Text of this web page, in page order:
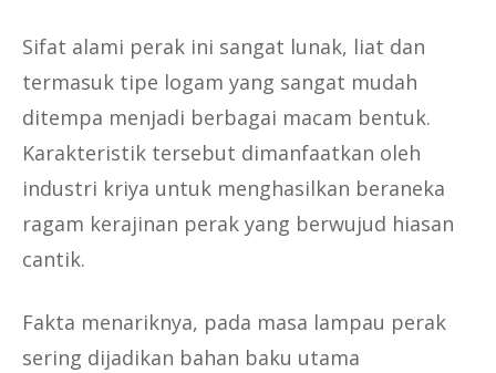
Sifat alami perak ini sangat lunak, liat dan
termasuk tipe logam yang sangat mudah
ditempa menjadi berbagai macam bentuk.
Karakteristik tersebut dimanfaatkan oleh
industri kriya untuk menghasilkan beraneka
ragam kerajinan perak yang berwujud hiasan
cantik.
Fakta menariknya, pada masa lampau perak
sering dijadikan bahan baku utama